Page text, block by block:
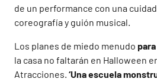
de un performance con una
coreografía y guión musical.
Los planes de miedo menudo
la casa no faltarán en Halloween
Atracciones. ‘Una escuela